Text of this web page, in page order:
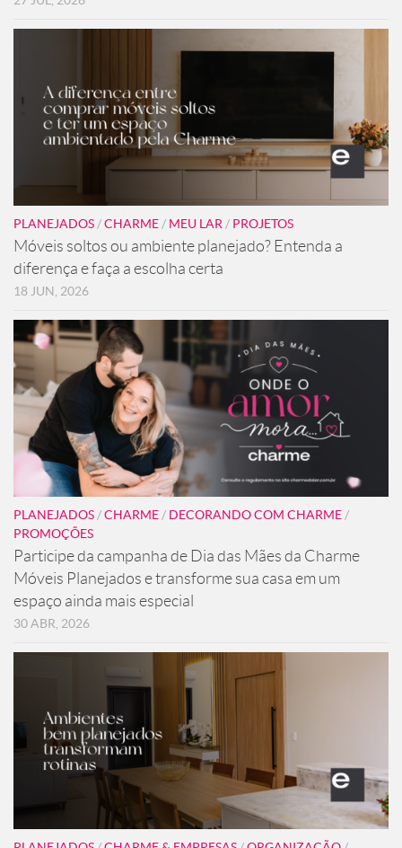
PLANEJADOS /CHARME / MEU LAR / PROJETOS
Móveis soltos ou ambiente planejado? Entenda a
diferença e faça a escolha certa
18 JUN, 2026
PLANEJADOS /CHARME / DECORANDO COM CHARME /
PROMOÇÕES
Participe da campanha de Dia das Mães da Charme
Móveis Planejados e transforme sua casa em um
espaço ainda mais especial
30 ABR, 2026